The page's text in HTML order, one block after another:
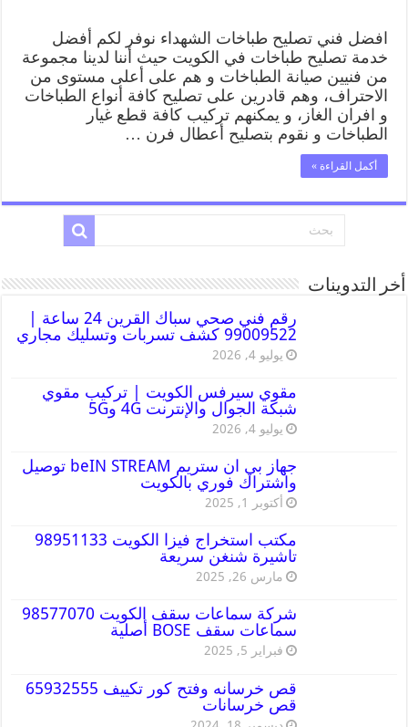
افضل فني تصليح طباخات الشهداء نوفر لكم أفضل
خدمة تصليح طباخات في الكويت حيث أننا لدينا مجموعة
من فنيين صيانة الطباخات و هم على أعلى مستوى من
الاحتراف، وهم قادرين على تصليح كافة أنواع الطباخات
و افران الغاز، و يمكنهم تركيب كافة قطع غيار
الطباخات و نقوم بتصليح أعطال فرن …
أكمل القراءة »
أخر التدوينات
رقم فني صحي سباك القرين 24 ساعة |
99009522 كشف تسربات وتسليك مجاري
يوليو 4, 2026
مقوي سيرفس الكويت | تركيب مقوي
شبكة الجوال والإنترنت 4G و5G
يوليو 4, 2026
جهاز بي ان ستريم beIN STREAM توصيل
واشتراك فوري بالكويت
أكتوبر 1, 2025
مكتب استخراج فيزا الكويت 98951133
تاشيرة شنغن سريعة
مارس 26, 2025
شركة سماعات سقف الكويت 98577070
سماعات سقف BOSE أصلية
فبراير 5, 2025
قص خرسانه وفتح كور تكييف 65932555
قص خرسانات